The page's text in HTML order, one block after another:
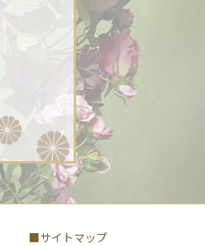
■サイトマップ